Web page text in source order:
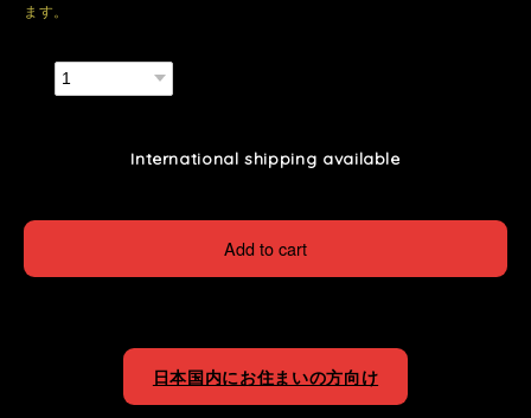
ます。
International shipping available
Add to cart
日本国内にお住まいの方向け